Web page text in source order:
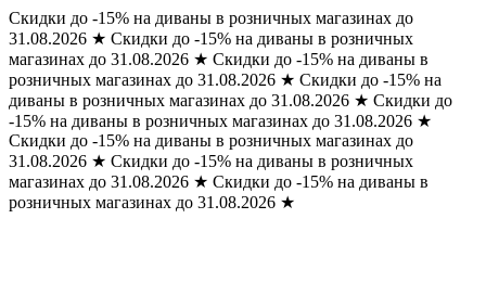
Скидки до -15% на диваны в розничных магазинах до
31.08.2026 ★ Скидки до -15% на диваны в розничных
магазинах до 31.08.2026 ★ Скидки до -15% на диваны в
розничных магазинах до 31.08.2026 ★ Скидки до -15% на
диваны в розничных магазинах до 31.08.2026 ★ Скидки до
-15% на диваны в розничных магазинах до 31.08.2026 ★
Скидки до -15% на диваны в розничных магазинах до
31.08.2026 ★ Скидки до -15% на диваны в розничных
магазинах до 31.08.2026 ★ Скидки до -15% на диваны в
розничных магазинах до 31.08.2026 ★